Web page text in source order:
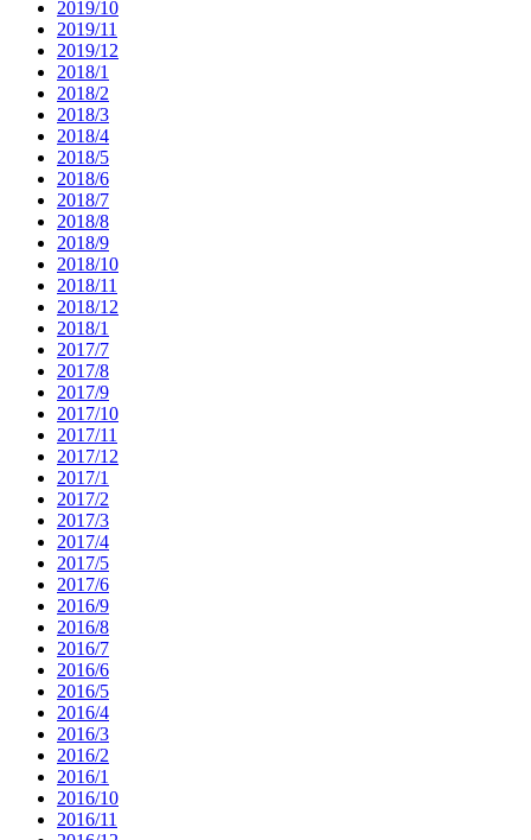
2019/10
2019/11
2019/12
2018/1
2018/2
2018/3
2018/4
2018/5
2018/6
2018/7
2018/8
2018/9
2018/10
2018/11
2018/12
2018/1
2017/7
2017/8
2017/9
2017/10
2017/11
2017/12
2017/1
2017/2
2017/3
2017/4
2017/5
2017/6
2016/9
2016/8
2016/7
2016/6
2016/5
2016/4
2016/3
2016/2
2016/1
2016/10
2016/11